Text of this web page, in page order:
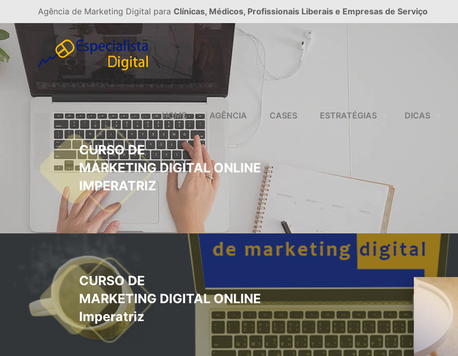
Agência de Marketing Digital para Clínicas, Médicos, Profissionais Liberais e Empresas de Serviço
HOME AGÊNCIA CASES ESTRATÉGIAS DICAS
CURSO DE
MARKETING DIGITAL ONLINE
IMPERATRIZ
CURSO DE
MARKETING DIGITAL ONLINE
Imperatriz